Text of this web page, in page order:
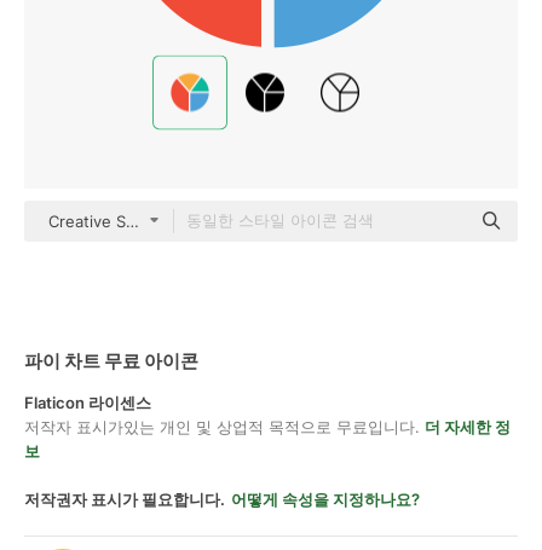
Creative Stall Premium Flat
파이 차트 무료 아이콘
Flaticon 라이센스
저작자 표시가있는 개인 및 상업적 목적으로 무료입니다. 더 자세한 정
보
저작권자 표시가 필요합니다. 어떻게 속성을 지정하나요?